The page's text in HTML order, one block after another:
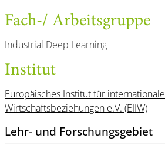
Fach-/ Arbeitsgruppe
Industrial Deep Learning
Institut
Europäisches Institut für internationale
Wirtschaftsbeziehungen e.V. (EIIW)
Lehr- und Forschungs­gebiet